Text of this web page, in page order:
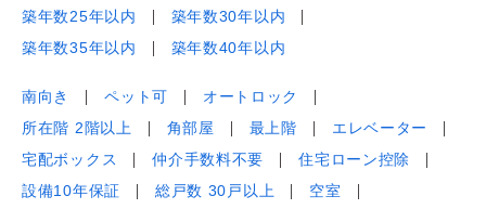
築年数25年以内
築年数30年以内
築年数35年以内
築年数40年以内
南向き ペット可
オートロック
所在階 2階以上
角部屋 最上階
エレベーター
宅配ボックス
仲介手数料不要
住宅ローン控除
設備10年保証
総戸数 30戸以上
空室